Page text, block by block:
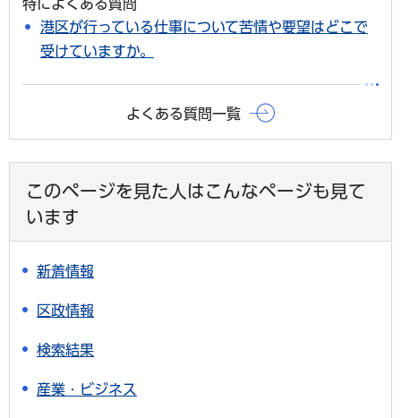
特によくある質問
港区が行っている仕事について苦情や要望はどこで
受けていますか。
よくある質問一覧
このページを見た人はこんなページも見て
います
新着情報
区政情報
検索結果
産業・ビジネス